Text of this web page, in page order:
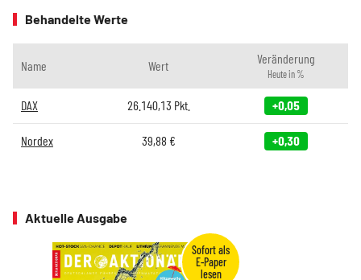
Behandelte Werte
Name Wert Veränderung
Heute in %
DAX 26.140,13 Pkt. +0,05
Nordex 39,88 € +0,30
Aktuelle Ausgabe